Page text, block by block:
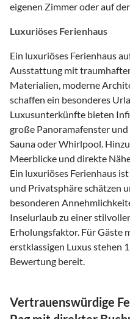
eigenen Zimmer oder auf
Luxuriöses Ferienhaus
Ein luxuriöses Ferienhaus
Ausstattung mit
Materialien, moderne
schaffen ein besonderes
Luxusunterkünfte bieten
große Panoramafenster
Sauna oder Whirlpool.
Meerblicke und direkte
Ein luxuriöses Ferienhaus
und Privatsphäre schätzen
besonderen
Inselurlaub zu einer
Erholungsfaktor. Für Gäste
erstklassigen Luxus stehen
Bewertung bereit.
Vertrauenswürdige